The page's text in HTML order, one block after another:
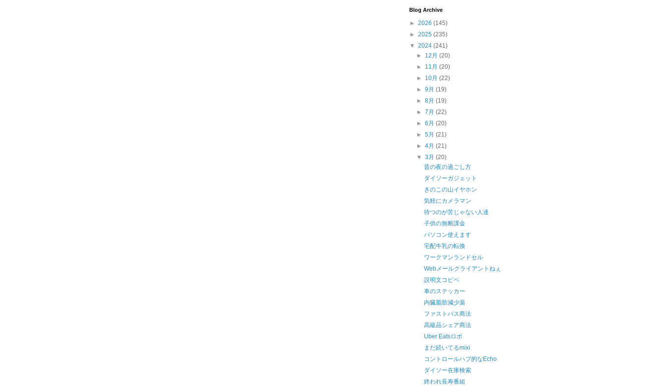
Blog Archive
► 2026 (145)
► 2025 (235)
▼ 2024 (241)
► 12月(20)
► 11月(20)
► 10月(22)
►9月(19)
►8月(19)
►7月(22)
►6月(20)
►5月(21)
►4月(21)
▼3月(20)
昔の夜の過ごし方
ダイソーガジェット
きのこの山イヤホン
気軽にカメラマン
待つのが苦じゃない人達
子供の無断課金
パソコン使えます
宅配牛乳の転換
ワークマンランドセル
Webメールクライアントねぇ
説明文コピペ
車のステッカー
内臓脂肪減少薬
ファストパス商法
高級品シェア商法
Uber Eatsロボ
まだ続いてるmixi
コントロールハブ的なEcho
ダイソー在庫検索
終われ長寿番組